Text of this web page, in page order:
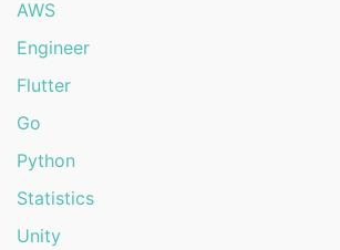
AWS
Engineer
Flutter
Go
Python
Statistics
Unity